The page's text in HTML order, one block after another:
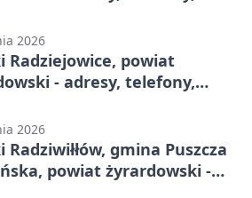
2026
Radziejowice, powiat
- adresy, telefony,
2026
Radziwiłłów, gmina Puszcza
powiat żyrardowski -